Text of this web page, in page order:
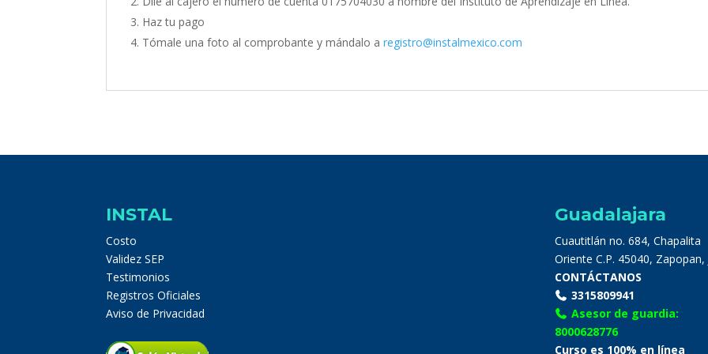
Haz tu pago
Tómale una foto al comprobante y mándalo aregistro@instalmexico.com
INSTAL
Costo
Validez SEP
Testimonios
Registros Oficiales
Aviso de Privacidad
Guadalajara
Cuautitlán no. 684, Chapalita
Oriente C.P. 45040, Zapopan,
CONTÁCTANOS
3315809941
Asesor de guardia:
8000628776
Curso es 100% en línea